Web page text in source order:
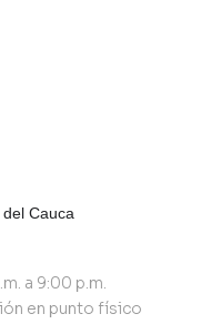
Cauca
a 9:00 p.m.
en punto físico